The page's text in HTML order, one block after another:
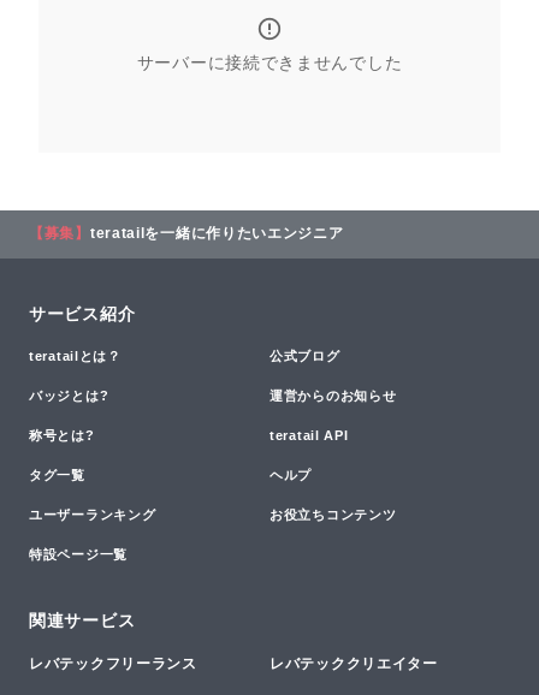
サーバーに接続できませんでした
【募集】 teratailを一緒に作りたいエンジニア
サービス紹介
teratailとは？ 公式ブログ
バッジとは? 運営からのお知らせ
称号とは? teratail API
タグ一覧 ヘルプ
ユーザーランキング お役立ちコンテンツ
特設ページ一覧
関連サービス
レバテックフリーランス レバテッククリエイター